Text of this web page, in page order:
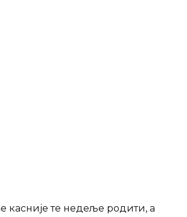
касније те недеље родити, а